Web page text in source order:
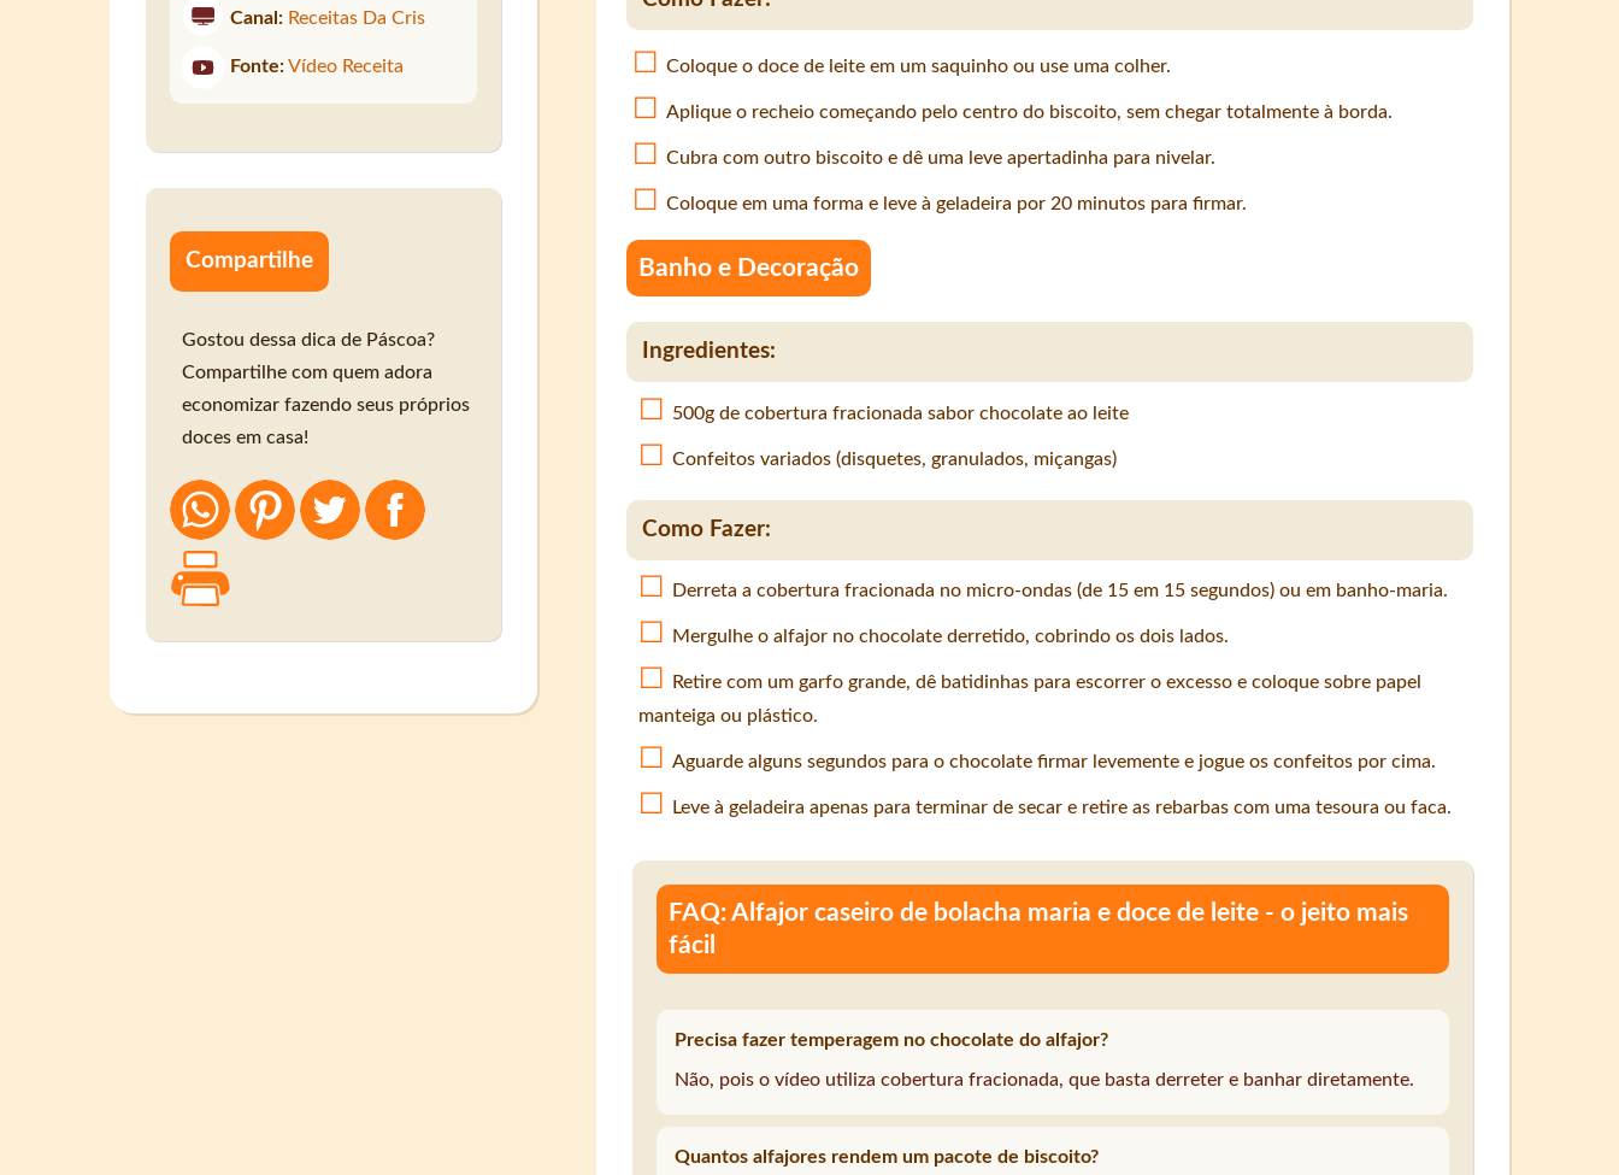
Coloque o doce de leite em um saquinho ou use uma colher.
Aplique o recheio começando pelo centro do biscoito, sem chegar totalmente à borda.
Cubra com outro biscoito e dê uma leve apertadinha para nivelar.
Coloque em uma forma e leve à geladeira por 20 minutos para firmar.
Banho e Decoração
Ingredientes:
500g de cobertura fracionada sabor chocolate ao leite
Confeitos variados (disquetes, granulados, miçangas)
Como Fazer:
Derreta a cobertura fracionada no micro-ondas (de 15 em 15 segundos) ou em banho-maria.
Mergulhe o alfajor no chocolate derretido, cobrindo os dois lados.
Retire com um garfo grande, dê batidinhas para escorrer o excesso e coloque sobre papel
manteiga ou plástico.
Aguarde alguns segundos para o chocolate firmar levemente e jogue os confeitos por cima.
Leve à geladeira apenas para terminar de secar e retire as rebarbas com uma tesoura ou faca.
FAQ: Alfajor caseiro de bolacha maria e doce de leite - o jeito mais
fácil
Precisa fazer temperagem no chocolate do alfajor?
Não, pois o vídeo utiliza cobertura fracionada, que basta derreter e banhar diretamente.
Quantos alfajores rendem um pacote de biscoito?
Canal: Receitas Da Cris
Fonte: Vídeo Receita
Compartilhe
Gostou dessa dica de Páscoa?
Compartilhe com quem adora
economizar fazendo seus próprios
doces em casa!